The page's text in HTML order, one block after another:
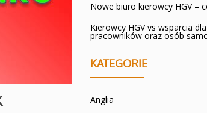
Nowe biuro kierowcy HGV –
Kierowcy HGV vs wsparcia
pracowników oraz osób
KATEGORIE
Anglia